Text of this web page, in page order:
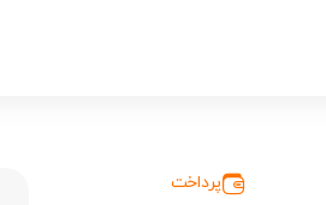
پرداخت